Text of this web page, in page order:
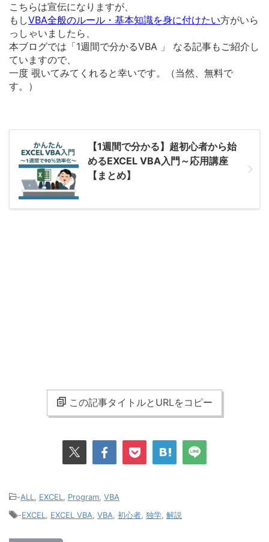
こちらは宣伝になりますが、
もしVBA全般のルール・ 基本知識を身に付けたい方がいら
っしゃいましたら、
本ブログでは「1週間で分かるVBA 」 なる記事もご紹介し
ていますので、
一度 覗いてみてくれると幸いです。（当然、無料で
す。）
【1週間で分かる】超初心者から始
めるEXCEL VBA入門～応用講座
【まとめ】
この記事タイトルとURLをコピー
-ALL, EXCEL, Program, VBA
-EXCEL, EXCEL VBA, VBA, 初心者, 独学, 解説